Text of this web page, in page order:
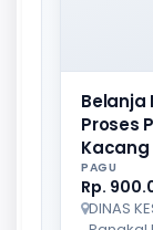
Belanja
Proses
PAGU
Rp.
DINAS